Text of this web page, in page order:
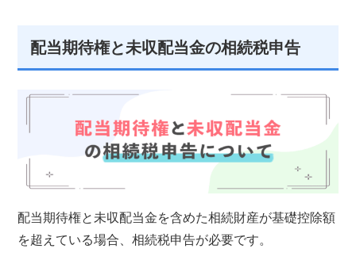
配当期待権と未収配当金の相続税申告
配当期待権と未収配当金を含めた相続財産が基礎控除額
を超えている場合、相続税申告が必要です。